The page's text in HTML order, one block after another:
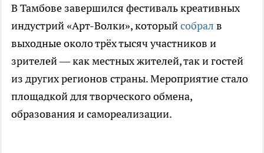
В Тамбове завершился фестиваль креативных
индустрий «Арт-Волки», которыйсобрал в
выходные около трёх тысяч участников и
зрителей — как местных жителей, так и гостей
из других регионов страны. Мероприятие стало
площадкой для творческого обмена,
образования и самореализации.